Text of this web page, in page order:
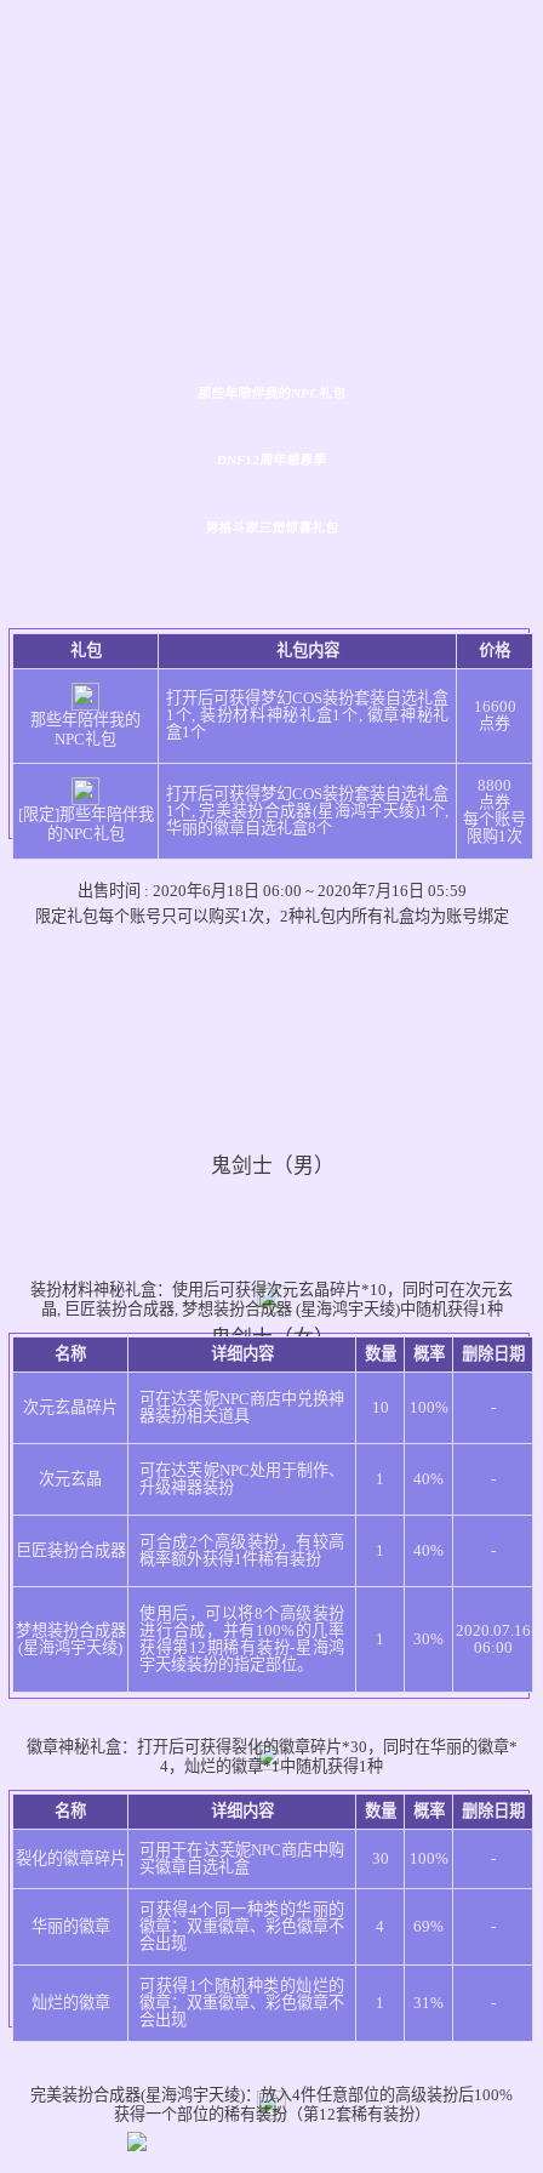
那些年陪伴我的NPC礼包
DNF12周年感恩季
男格斗家三觉惊喜礼包
礼包 礼包内容 价格
那些年陪伴我的
NPC礼包
打开后可获得梦幻COS装扮套装自选礼盒
1个, 装扮材料神秘礼盒1个, 徽章神秘礼
盒1个
16600
点券
[限定]那些年陪伴我
的NPC礼包
打开后可获得梦幻COS装扮套装自选礼盒
1个, 完美装扮合成器(星海鸿宇天绫)1个,
华丽的徽章自选礼盒8个
8800
点券
每个账号
限购1次
出售时间 : 2020年6月18日 06:00 ~ 2020年7月16日 05:59
限定礼包每个账号只可以购买1次，2种礼包内所有礼盒均为账号绑定
鬼剑士（男）
鬼剑士（女）
神枪手（男）
格斗家（男）
装扮材料神秘礼盒： 使用后可获得次元玄晶碎片*10，同时可在次元玄
晶, 巨匠装扮合成器, 梦想装扮合成器 (星海鸿宇天绫)中随机获得1种
名称 详细内容 数量 概率 删除日期
次元玄晶碎片
可在达芙妮NPC商店中兑换神
器装扮相关道具
10 100% -
次元玄晶
可在达芙妮NPC处用于制作、
升级神器装扮
1 40% -
巨匠装扮合成器
可合成2个高级装扮，有较高
概率额外获得1件稀有装扮
1 40% -
梦想装扮合成器
(星海鸿宇天绫)
使用后，可以将8个高级装扮
进行合成，并有100%的几率
获得第12期稀有装扮-星海鸿
宇天绫装扮的指定部位。
1 30%
2020.07.16
06:00
徽章神秘礼盒： 打开后可获得裂化的徽章碎片*30，同时在华丽的徽章*
4，灿烂的徽章*1中随机获得1种
名称 详细内容 数量 概率 删除日期
裂化的徽章碎片
可用于在达芙妮NPC商店中购
买徽章自选礼盒
30 100% -
华丽的徽章
可获得4个同一种类的华丽的
徽章；双重徽章、彩色徽章不
会出现
4 69% -
灿烂的徽章
可获得1个随机种类的灿烂的
徽章；双重徽章、彩色徽章不
会出现
1 31% -
完美装扮合成器(星海鸿宇天绫)：放入4件任意部位的高级装扮后100%
获得一个部位的稀有装扮（第12套稀有装扮）